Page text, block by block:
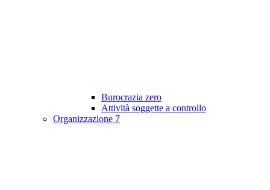
Burocrazia zero
Attività soggette a controllo
Organizzazione 7